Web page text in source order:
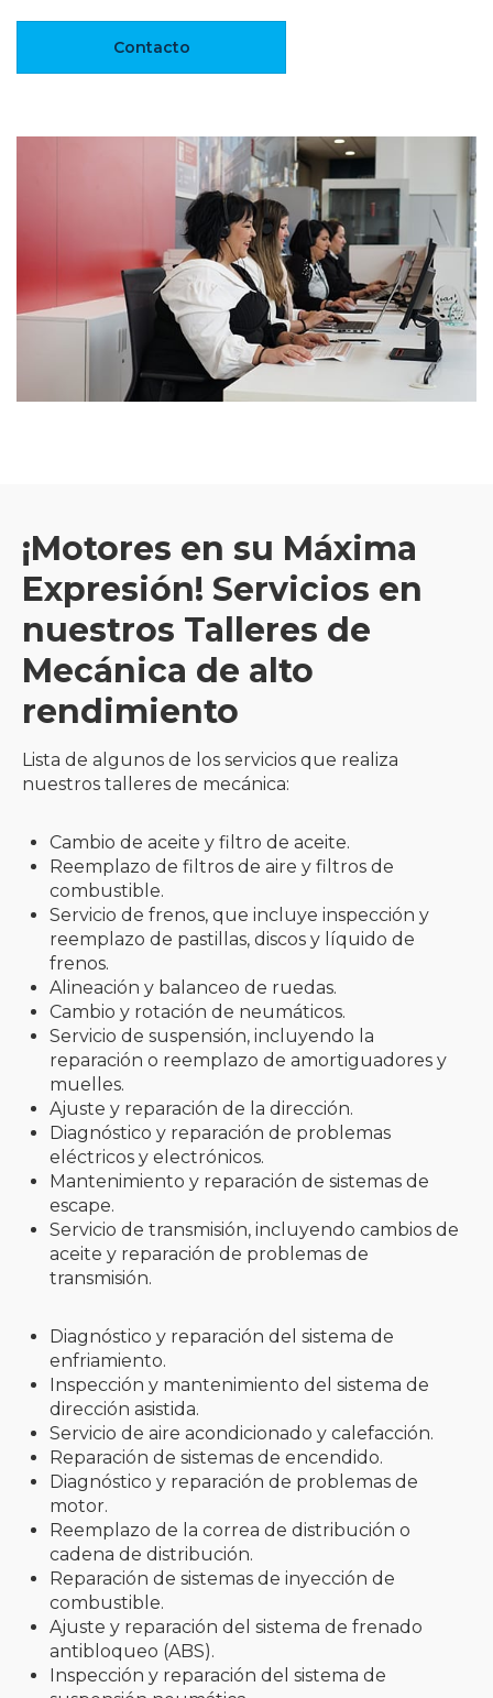
Contacto
¡Motores en su Máxima
Expresión! Servicios en
nuestros Talleres de
Mecánica de alto
rendimiento
Lista de algunos de los servicios que realiza
nuestros talleres de mecánica:
Cambio de aceite y filtro de aceite.
Reemplazo de filtros de aire y filtros de
combustible.
Servicio de frenos, que incluye inspección y
reemplazo de pastillas, discos y líquido de
frenos.
Alineación y balanceo de ruedas.
Cambio y rotación de neumáticos.
Servicio de suspensión, incluyendo la
reparación o reemplazo de amortiguadores y
muelles.
Ajuste y reparación de la dirección.
Diagnóstico y reparación de problemas
eléctricos y electrónicos.
Mantenimiento y reparación de sistemas de
escape.
Servicio de transmisión, incluyendo cambios de
aceite y reparación de problemas de
transmisión.
Diagnóstico y reparación del sistema de
enfriamiento.
Inspección y mantenimiento del sistema de
dirección asistida.
Servicio de aire acondicionado y calefacción.
Reparación de sistemas de encendido.
Diagnóstico y reparación de problemas de
motor.
Reemplazo de la correa de distribución o
cadena de distribución.
Reparación de sistemas de inyección de
combustible.
Ajuste y reparación del sistema de frenado
antibloqueo (ABS).
Inspección y reparación del sistema de